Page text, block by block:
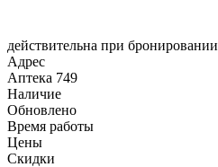
действительна при бронировании
Адрес
Аптека 749
Наличие
Обновлено
Время работы
Цены
Скидки